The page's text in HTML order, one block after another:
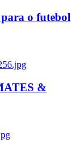
o futebol
&